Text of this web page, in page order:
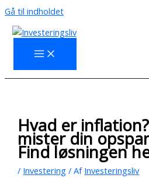
Gå til indholdet
Hvad er
mister din
Find løsningen
/ Investering / Af Investeringsliv